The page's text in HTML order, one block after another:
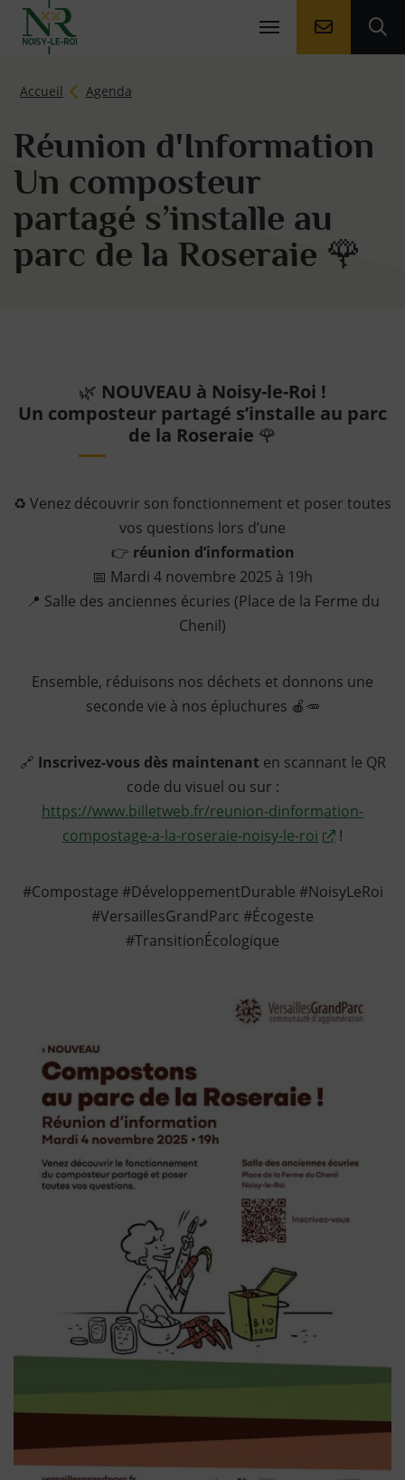
Aller à la
Accueil
Page d'accueil du site
Agenda
Réunion d'Information
Un composteur
partagé s’installe au
parc de la Roseraie 🌹
🌿 NOUVEAU à Noisy-le-Roi !
Un composteur partagé s’installe au parc
de la Roseraie 🌹
♻️ Venez découvrir son fonctionnement et poser toutes
vos questions lors d’une
👉 réunion d’information
📅 Mardi 4 novembre 2025 à 19h
📍 Salle des anciennes écuries (Place de la Ferme du
Chenil)
Ensemble, réduisons nos déchets et donnons une
seconde vie à nos épluchures 🍎🥕
🔗 Inscrivez-vous dès maintenanten scannant le QR
code du visuel ou sur :
https://www.billetweb.fr/reunion-dinformation-
compostage-a-la-roseraie-noisy-le-roi
!
#Compostage #DéveloppementDurable #NoisyLeRoi
#VersaillesGrandParc #Écogeste
#TransitionÉcologique